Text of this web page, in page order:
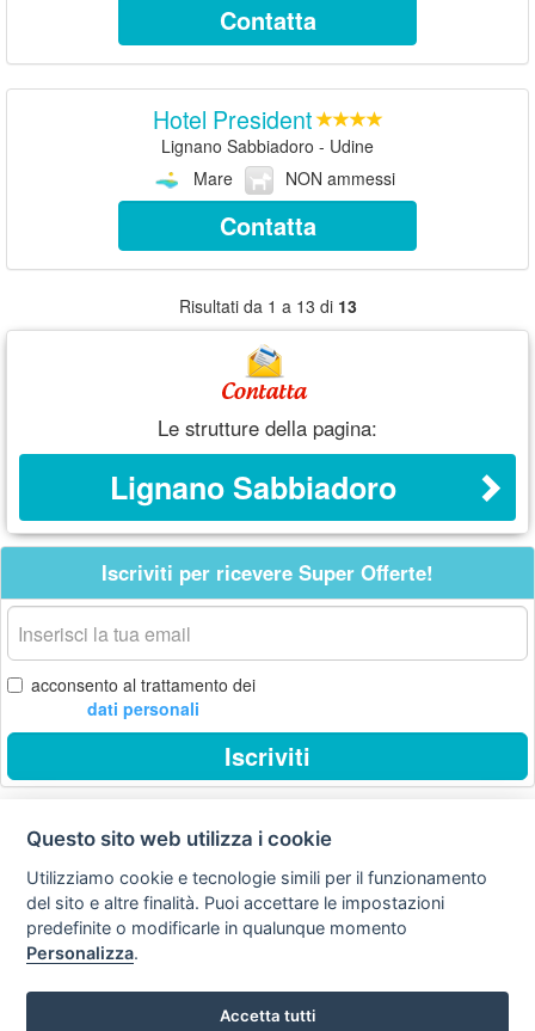
Contatta
Hotel President
Lignano Sabbiadoro - Udine
Mare
NON ammessi
Contatta
Risultati da 1 a 13 di 13
Le strutture della pagina:
Lignano Sabbiadoro
Iscriviti per ricevere Super Offerte!
La
tua
email
acconsento al trattamento dei
dati personali
Iscriviti
Privacy
policy
Avviso
legale
Preferenze cookie
Copyright © 2008
SVILUPPO TURISMO ITALIA S.r.L. unipersonale
Questo sito web utilizza i cookie
Utilizziamo cookie e tecnologie simili per il funzionamento
del sito e altre finalità. Puoi accettare le impostazioni
predefinite o modificarle in qualunque momento
Personalizza.
Accetta tutti